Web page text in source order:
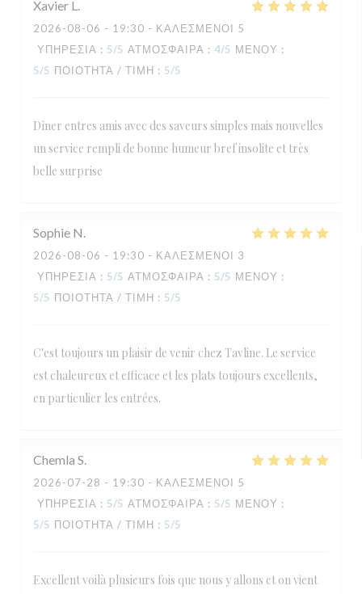
Xavier L
2026-08-06 - 19:30 - ΚΑΛΕΣΜΈΝΟΙ 5
ΥΠΗΡΕΣΊΑ : 5/5 ΑΤΜΌΣΦΑΙΡΑ : 4/5 ΜΕΝΟΎ :
5/5 ΠΟΙΌΤΗΤΑ / ΤΙΜΉ : 5/5
Dîner entres amis avec des saveurs simples mais nouvelles
un service rempli de bonne humeur bref insolite et très
belle surprise
Sophie N
2026-08-06 - 19:30 - ΚΑΛΕΣΜΈΝΟΙ 3
ΥΠΗΡΕΣΊΑ : 5/5 ΑΤΜΌΣΦΑΙΡΑ : 5/5 ΜΕΝΟΎ :
5/5 ΠΟΙΌΤΗΤΑ / ΤΙΜΉ : 5/5
C'est toujours un plaisir de venir chez Tavline. Le service
est chaleureux et efficace et les plats toujours excellents,
en particulier les entrées.
Chemla S
2026-07-28 - 19:30 - ΚΑΛΕΣΜΈΝΟΙ 5
ΥΠΗΡΕΣΊΑ : 5/5 ΑΤΜΌΣΦΑΙΡΑ : 5/5 ΜΕΝΟΎ :
5/5 ΠΟΙΌΤΗΤΑ / ΤΙΜΉ : 5/5
Excellent voilà plusieurs fois que nous y allons et on vient